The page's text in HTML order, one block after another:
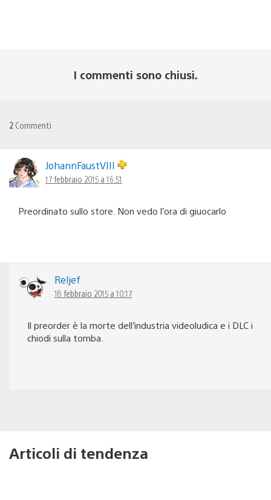
I commenti sono chiusi.
2 Commenti
JohannFaustVIII
17 febbraio 2015 a 16:51
Preordinato sullo store. Non vedo l’ora di giuocarlo
Reljef
18 febbraio 2015 a 10:17
Il preorder è la morte dell’industria videoludica e i DLC i
chiodi sulla tomba.
Articoli di tendenza